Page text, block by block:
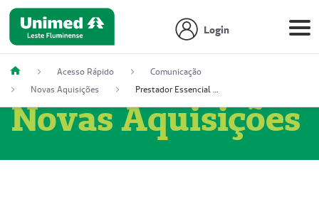
Login
Acesso Rápido
Comunicação
Novas Aquisições
Prestador Essencial Gestão em Saúde Ereli (51004354-7)
Novas Aquisições